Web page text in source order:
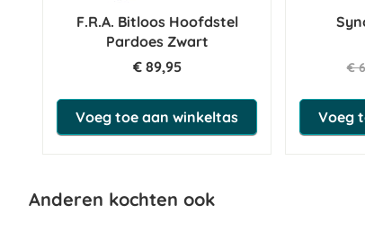
F.R.A. Bitloos Hoofdstel
Pardoes Zwart
€ 89,95
Voeg toe aan winkeltas
€
Voeg
Anderen kochten ook